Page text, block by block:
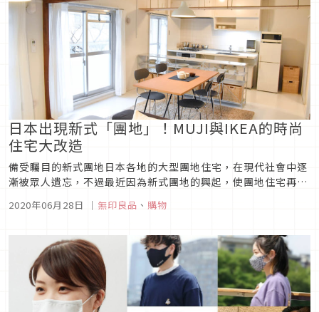
日本出現新式「團地」！MUJI與IKEA的時尚
住宅大改造
備受矚目的新式團地日本各地的大型團地住宅，在現代社會中逐
漸被眾人遺忘，不過最近因為新式團地的興起，使團地住宅再度
屋更經過大幅翻修，被改造成風格時尚的現代住宅。日本都市再
住宅改造企劃...
2020年06月28日 ｜ 無印良品 、 購物